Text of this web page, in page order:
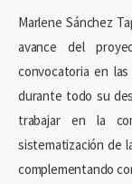
Marlene Sánchez
avance del
convocatoria en
durante todo su
trabajar en la
sistematización de
complementando